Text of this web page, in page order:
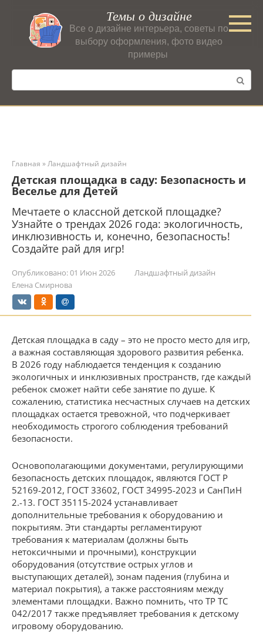
контенту
Темы о дизайне
Все о дизайне интерьера, советы по
выбору оформления, фото видео
примеры
Поиск:
Главная »Ландшафтный дизайн
Детская площадка в саду: Безопасность и
Веселье для Детей
Мечтаете о классной детской площадке?
Узнайте о трендах 2026 года: экологичность,
инклюзивность и, конечно, безопасность!
Создайте рай для игр!
Опубликовано:01 Июн 2026
Ландшафтный дизайн
Елена Смирнова
Детская площадка в саду – это не просто место для игр,
а важная составляющая здорового развития ребенка.
В 2026 году наблюдается тенденция к созданию
экологичных и инклюзивных пространств, где каждый
ребенок сможет найти себе занятие по душе. К
сожалению, статистика несчастных случаев на детских
площадках остается тревожной, что подчеркивает
необходимость строгого соблюдения требований
безопасности.
Основополагающими документами, регулирующими
безопасность детских площадок, являются ГОСТ Р
52169-2012, ГОСТ 33602, ГОСТ 34995-2023 и СанПиН
2.-13. ГОСТ 35115-2024 устанавливает
дополнительные требования к оборудованию и
покрытиям. Эти стандарты регламентируют
требования к материалам (должны быть
нетоксичными и прочными), конструкции
оборудования (отсутствие острых углов и
выступающих деталей), зонам падения (глубина и
материал покрытия), а также расстояниям между
элементами площадки. Важно помнить, что ТР ТС
042/2017 также предъявляет требования к детскому
игровому оборудованию.